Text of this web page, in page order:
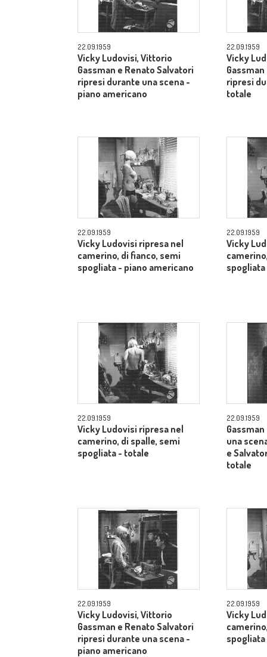
22.09.1959
Vicky Ludovisi, Vittorio
Gassman e Renato Salvatori
ripresi durante una scena -
piano americano
22.09.1959
Vicky
ripresi
totale
22.09.1959
Vicky Ludovisi ripresa nel
camerino, di fianco, semi
spogliata - piano americano
22.09.1959
Vicky
22.09.1959
Vicky Ludovisi ripresa nel
camerino, di spalle, semi
spogliata - totale
22.09.1959
una
e
totale
22.09.1959
Vicky Ludovisi, Vittorio
Gassman e Renato Salvatori
ripresi durante una scena -
piano americano
22.09.1959
Vicky